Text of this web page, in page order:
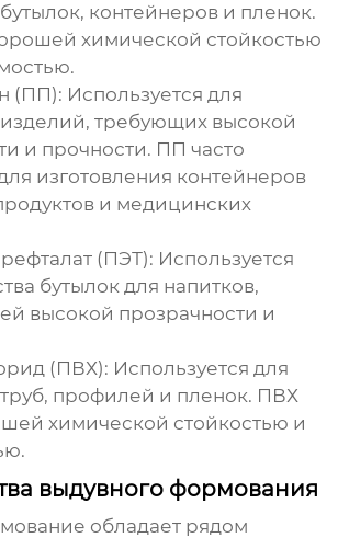
контейнеров и пленок.
химической стойкостью
(ПП): Используется для
требующих высокой
и прочности. ПП часто
изготовления контейнеров
и медицинских
(ПЭТ): Используется
бутылок для напитков,
высокой прозрачности и
(ПВХ): Используется для
профилей и пленок. ПВХ
химической стойкостью и
выдувного формования
обладает рядом